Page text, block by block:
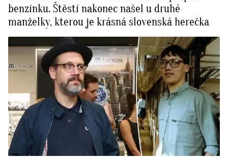
benzínku. Štěstí nakonec našel u druhé
manželky, kterou je krásná slovenská herečka